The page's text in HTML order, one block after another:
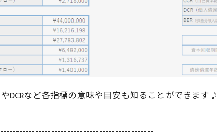
DCRなど各指標の意味や目安も知ることができます♪